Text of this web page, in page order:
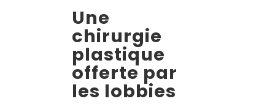
Une
chirurgie
plastique
offerte par
les lobbies